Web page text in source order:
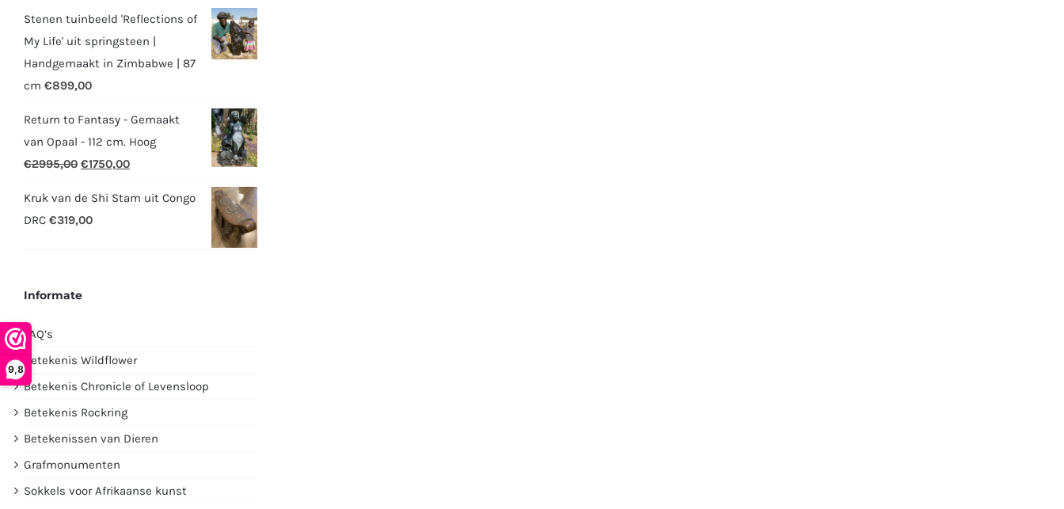
9,8
Stenen tuinbeeld 'Reflections of
My Life' uit springsteen |
Handgemaakt in Zimbabwe | 87
cm €899,00
Return to Fantasy - Gemaakt
van Opaal - 112 cm. Hoog
€2995,00 Oorspronkelijke
was:
€2995,00.
€1750,00Huidige
Kruk van de Shi Stam uit Congo
DRC €319,00
Informate
FAQ’s
Betekenis Wildflower
Betekenis Chronicle of Levensloop
Betekenis Rockring
Betekenissen van Dieren
Grafmonumenten
Sokkels voor Afrikaanse kunst